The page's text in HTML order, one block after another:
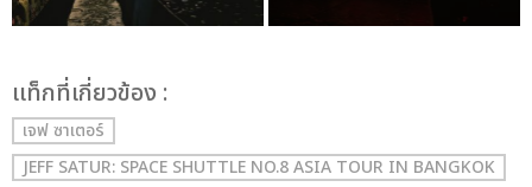
เเท็กที่เกี่ยวข้อง :
เจฟ ซาเตอร์
JEFF SATUR: SPACE SHUTTLE NO.8 ASIA TOUR IN BANGKOK